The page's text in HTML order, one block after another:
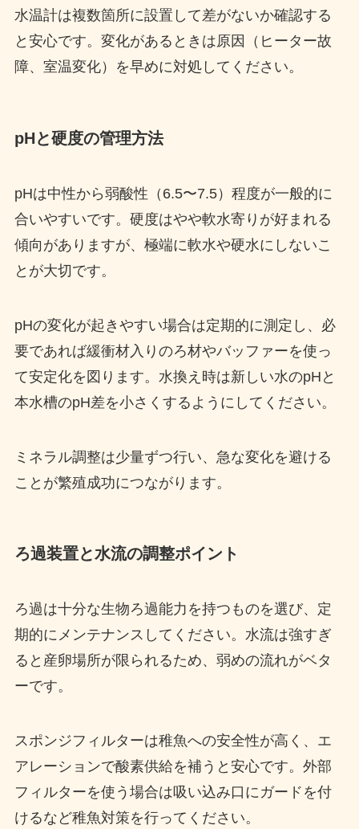
水温計は複数箇所に設置して差がないか確認する
と安心です。変化があるときは原因（ヒーター故
障、室温変化）を早めに対処してください。
pHと硬度の管理方法
pHは中性から弱酸性（6.5〜7.5）程度が一般的に
合いやすいです。硬度はやや軟水寄りが好まれる
傾向がありますが、極端に軟水や硬水にしないこ
とが大切です。
pHの変化が起きやすい場合は定期的に測定し、必
要であれば緩衝材入りのろ材やバッファーを使っ
て安定化を図ります。水換え時は新しい水のpHと
本水槽のpH差を小さくするようにしてください。
ミネラル調整は少量ずつ行い、急な変化を避ける
ことが繁殖成功につながります。
ろ過装置と水流の調整ポイント
ろ過は十分な生物ろ過能力を持つものを選び、定
期的にメンテナンスしてください。水流は強すぎ
ると産卵場所が限られるため、弱めの流れがベタ
ーです。
スポンジフィルターは稚魚への安全性が高く、エ
アレーションで酸素供給を補うと安心です。外部
フィルターを使う場合は吸い込み口にガードを付
けるなど稚魚対策を行ってください。